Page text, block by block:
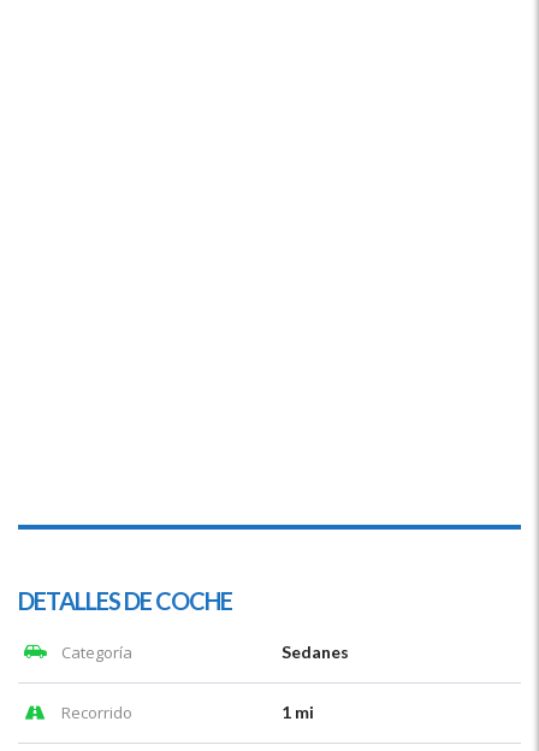
DETALLES DE COCHE
Categoría Sedanes
Recorrido 1 mi